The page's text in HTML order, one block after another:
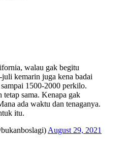
walau gak begitu
kemarin juga kena badai
1500-2000 perkilo.
tetap sama. Kenapa gak
ada waktu dan tenaganya.
itu.
August 29, 2021